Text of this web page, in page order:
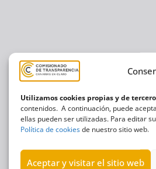
Utilizamos cookies propias y de
contenidos. A continuación, puede
ellas pueden ser utilizadas. Para editar
Política de cookiesde nuestro sitio web.
Aceptar y visitar el sitio web